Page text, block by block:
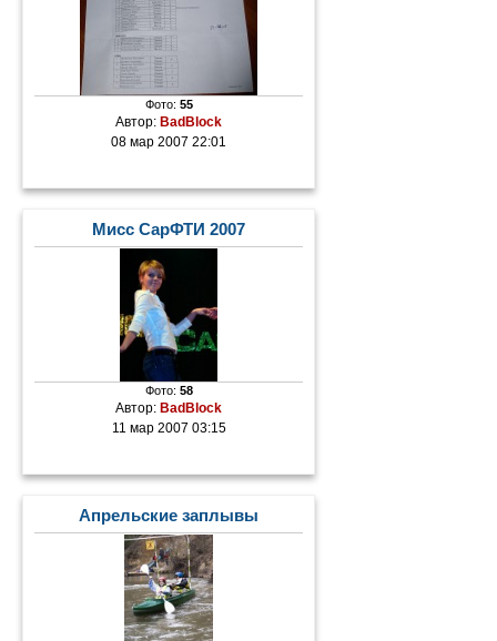
Фото: 55
Автор: BadBlock
08 мар 2007 22:01
Мисс СарФТИ 2007
Фото: 58
Автор: BadBlock
11 мар 2007 03:15
Апрельские заплывы